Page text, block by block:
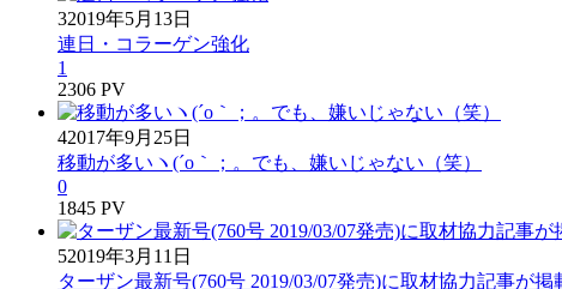
32019年5月13日
連日・コラーゲン強化
1
2306 PV
42017年9月25日
移動が多いヽ(´o｀；。でも、嫌いじゃない（笑）
0
1845 PV
52019年3月11日
ターザン最新号(760号 2019/03/07発売)に取材協力記事が掲